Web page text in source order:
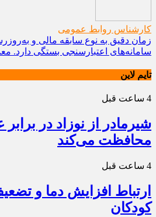
کارشناس روابط عمومی
زمان دقیق به نوع سابقه مالی و
سامانه‌های اعتبارسنجی بستگی دارد.
تایم لاین
4 ساعت قبل
شیرمادر از نوزاد در
محافظت می‌کند
4 ساعت قبل
ارتباط افزایش دما و
کودکان